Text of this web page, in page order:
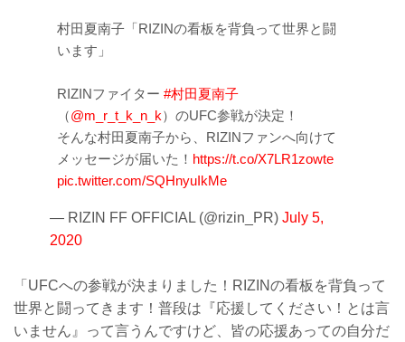
村田夏南子「RIZINの看板を背負って世界と闘
います」
RIZINファイター #村田夏南子
（@m_r_t_k_n_k）のUFC参戦が決定！
そんな村田夏南子から、RIZINファンへ向けて
メッセージが届いた！ https://t.co/X7LR1zowte
pic.twitter.com/SQHnyuIkMe
— RIZIN FF OFFICIAL (@rizin_PR) July 5,
2020
「UFCへの参戦が決まりました！RIZINの看板を背負って
世界と闘ってきます！普段は『応援してください！とは言
いません』って言うんですけど、皆の応援あっての自分だ